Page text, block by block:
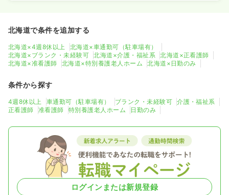
北海道で条件を追加する
北海道×4週8休以上
北海道×車通勤可（駐車場有）
北海道×ブランク・未経験可
北海道×介護・福祉系
北海道×正看護師
北海道×准看護師
北海道×特別養護老人ホーム 北海道×日勤のみ
条件から探す
4週8休以上 車通勤可（駐車場有） ブランク・未経験可
介護・福祉系
正看護師
准看護師 特別養護老人ホーム 日勤のみ
ログインまたは新規登録